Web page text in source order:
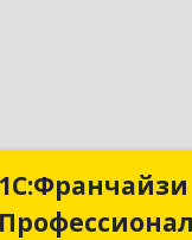
1С:Франчайзи
Профессионал